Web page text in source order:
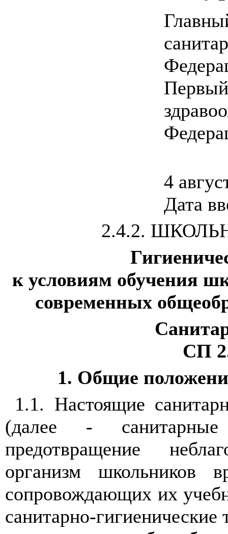
4
Дата
2.4.2.
к условиям обучения
современных
СП
1. Общие
1.1. Настоящие
(далее -
предотвращение
организм школьников
сопровождающих их
санитарно-гигиенические